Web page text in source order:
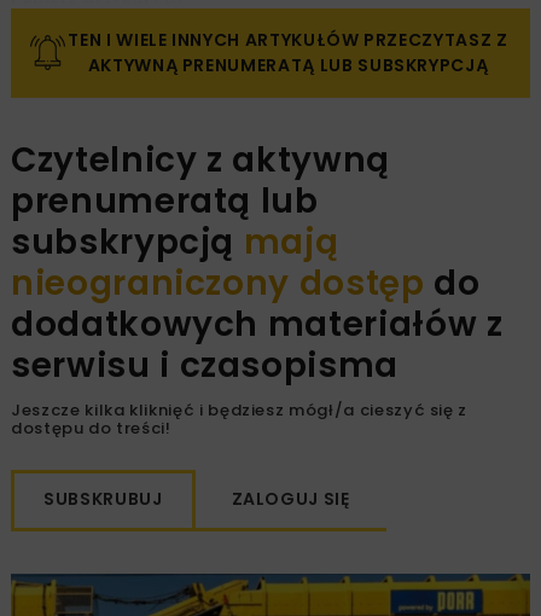
TEN I WIELE INNYCH ARTYKUŁÓW PRZECZYTASZ Z
AKTYWNĄ PRENUMERATĄ LUB SUBSKRYPCJĄ
Czytelnicy z aktywną
prenumeratą lub
subskrypcją mają
nieograniczony dostęp do
dodatkowych materiałów z
serwisu i czasopisma
Jeszcze kilka kliknięć i będziesz mógł/a cieszyć się z
dostępu do treści!
SUBSKRUBUJ ZALOGUJ SIĘ